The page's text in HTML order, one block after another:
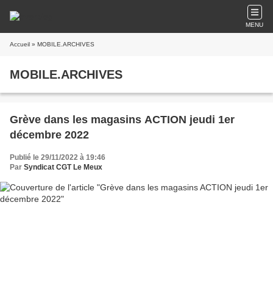
MENU
Accueil » MOBILE.ARCHIVES
MOBILE.ARCHIVES
Grève dans les magasins ACTION jeudi 1er
décembre 2022
Publié le 29/11/2022 à 19:46
Par Syndicat CGT Le Meux